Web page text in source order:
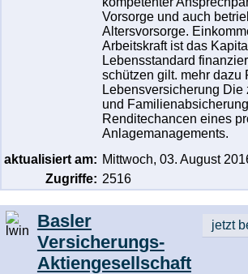
Vorsorge und auch
Altersvorsorge.
Arbeitskraft ist das
Lebensstandard
schützen gilt. mehr dazu
Lebensversicherung Die
und
Renditechancen eines
Anlagemanagements.
aktualisiert am: Mittwoch, 03. August
Zugriffe: 2516
Basler
Versicherungs-
Aktiengesellschaft
jetzt